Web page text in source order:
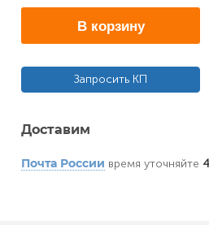
В корзину
Запросить КП
Доставим
Почта России время уточняйте